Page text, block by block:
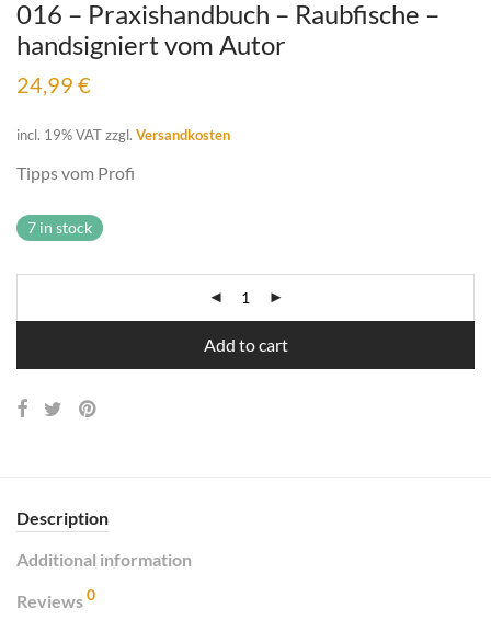
016 – Praxishandbuch – Raubfische –
handsigniert vom Autor
24,99 €
incl. 19% VAT zzgl. Versandkosten
Tipps vom Profi
7 in stock
Add to cart
Description
Additional information
Reviews0